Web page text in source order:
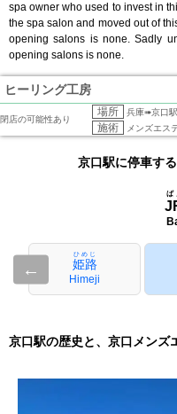
spa owner who used to invest in
the spa salon and moved out of
opening salons is none. Sadly
opening salons is none.
ヒーリング工房
閉店の可能性あり
場所 兵庫➠京口駅
施術 メンズエス
京口駅に停車す
ば
← 姫路
ひめじ
Himeji
京口駅の歴史と、京口メンズ